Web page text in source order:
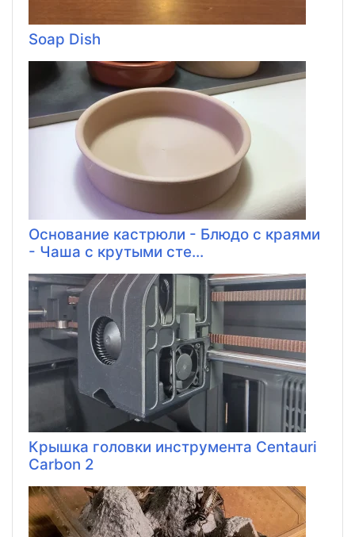
Soap Dish
Основание кастрюли - Блюдо с краями
- Чаша с крутыми сте...
Крышка головки инструмента Centauri
Carbon 2